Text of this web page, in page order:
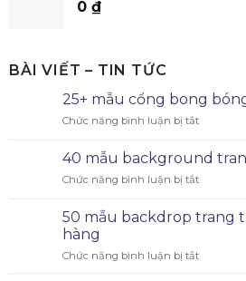
0 ₫
BÀI VIẾT – TIN TỨC
25+ mẫu cổng bong
Chức năng bình luận bị tắt
40 mẫu background
Chức năng bình luận bị tắt
50 mẫu backdrop trang
hàng
Chức năng bình luận bị tắt